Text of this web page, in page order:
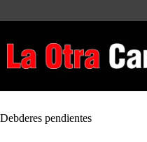
Debderes pendientes